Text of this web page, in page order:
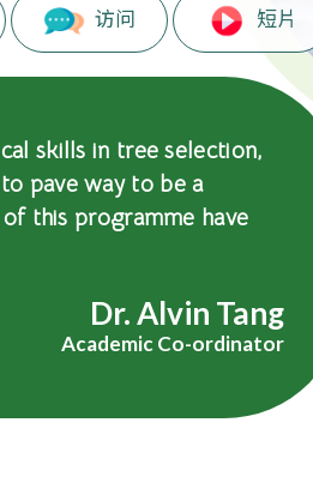
访问 短片
skills in tree selection,
pave way to be a
this programme have
Dr. Alvin Tang
Academic Co-ordinator